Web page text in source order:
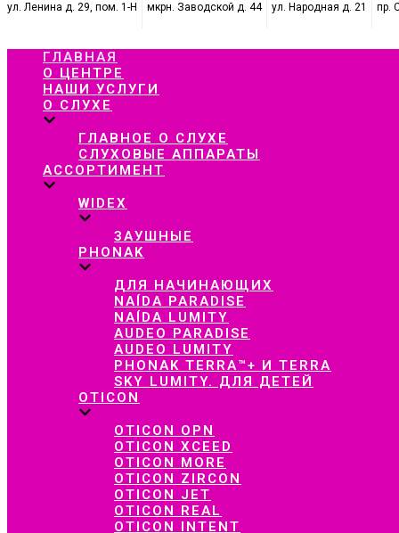
ул. Ленина д. 29, пом. 1-Н
мкрн. Заводской д. 44
ул. Народная д. 21
пр.
ГЛАВНАЯ
О ЦЕНТРЕ
НАШИ УСЛУГИ
О СЛУХЕ
ГЛАВНОЕ О СЛУХЕ
СЛУХОВЫЕ АППАРАТЫ
АССОРТИМЕНТ
WIDEX
ЗАУШНЫЕ
PHONAK
ДЛЯ НАЧИНАЮЩИХ
NAÍDA PARADISE
NAÍDA LUMITY
AUDEO PARADISE
AUDEO LUMITY
PHONAK TERRA™+ И TERRA
SKY LUMITY. ДЛЯ ДЕТЕЙ
OTICON
OTICON OPN
OTICON XCEED
OTICON MORE
OTICON ZIRCON
OTICON JET
OTICON REAL
OTICON INTENT